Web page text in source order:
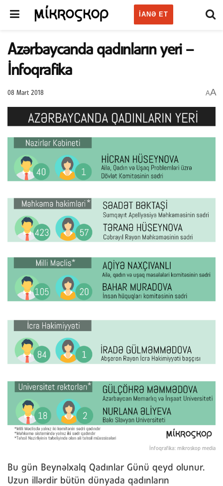
IANƏ ET
Azərbaycanda qadınların yeri –
İnfoqrafika
08 Mart 2018 AA
İnfoqrafika: mikroskop media
Bu gün Beynəlxalq Qadınlar Günü qeyd olunur.
Uzun illərdir bütün dünyada qadınların